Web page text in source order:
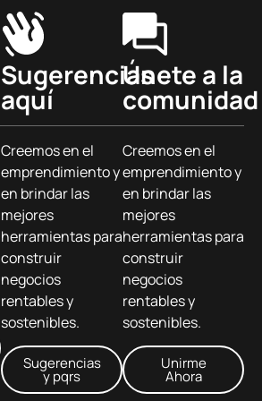
Sugerencias
aquí
Creemos en el
emprendimiento y
en brindar las
mejores
herramientas para
construir
negocios
rentables y
sostenibles.
Sugerencias
y pqrs
Únete a la
comunidad
Creemos en el
emprendimiento y
en brindar las
mejores
herramientas para
construir
negocios
rentables y
sostenibles.
Unirme
Ahora